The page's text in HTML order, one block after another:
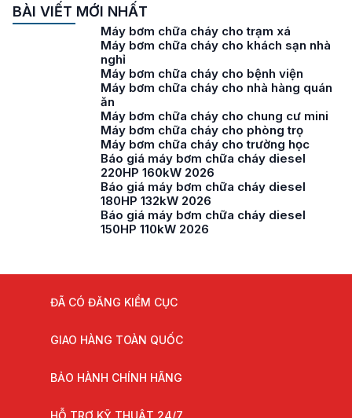
BÀI VIẾT MỚI NHẤT
Máy bơm chữa cháy cho trạm xá
Máy bơm chữa cháy cho khách sạn nhà
nghỉ
Máy bơm chữa cháy cho bệnh viện
Máy bơm chữa cháy cho nhà hàng quán
ăn
Máy bơm chữa cháy cho chung cư mini
Máy bơm chữa cháy cho phòng trọ
Máy bơm chữa cháy cho trường học
Báo giá máy bơm chữa cháy diesel
220HP 160kW 2026
Báo giá máy bơm chữa cháy diesel
180HP 132kW 2026
Báo giá máy bơm chữa cháy diesel
150HP 110kW 2026
ĐÃ CÓ ĐĂNG KIỂM CỤC
GIAO HÀNG TOÀN QUỐC
BẢO HÀNH CHÍNH HÃNG
HỖ TRỢ KỸ THUẬT 24/7